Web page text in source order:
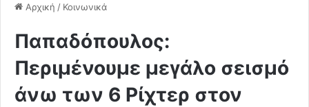
Αρχική / Κοινωνικά
Παπαδόπουλος:
Περιμένουμε μεγάλο σεισμό
άνω των 6 Ρίχτερ στον